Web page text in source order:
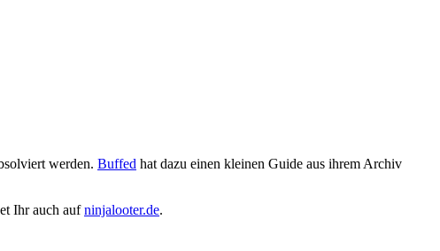
werden. Buffed hat dazu einen kleinen Guide aus ihrem Archiv
Ihr auch aufninjalooter.de.